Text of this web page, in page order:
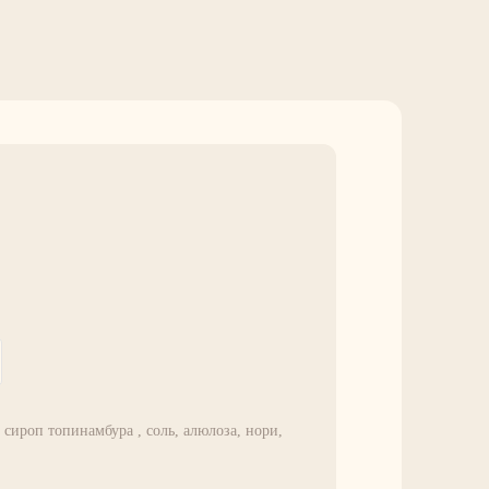
топинамбура , соль, алюлоза, нори,